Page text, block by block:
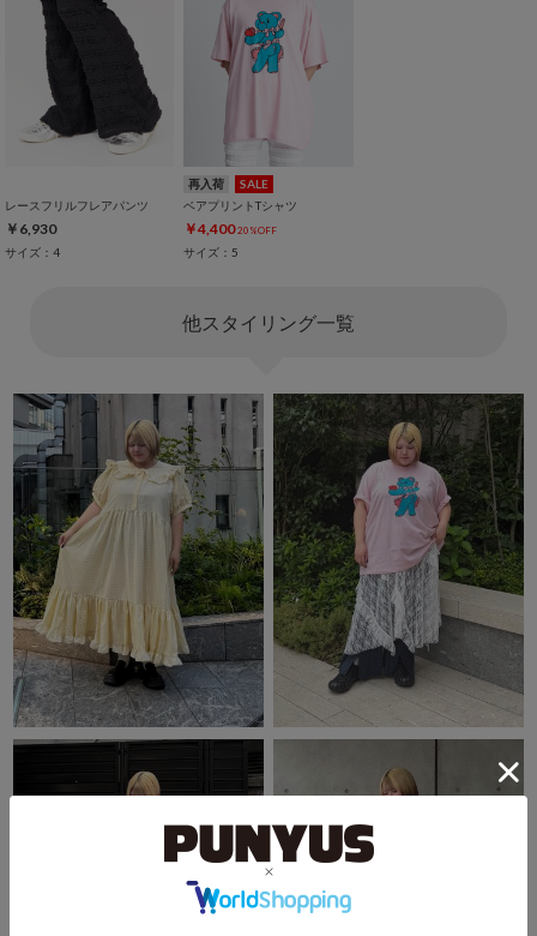
レースフリルフレアパンツ
￥6,930
サイズ：4
再入荷
SALE
ベアプリントTシャツ
￥4,400 20%OFF
サイズ：5
他スタイリング一覧